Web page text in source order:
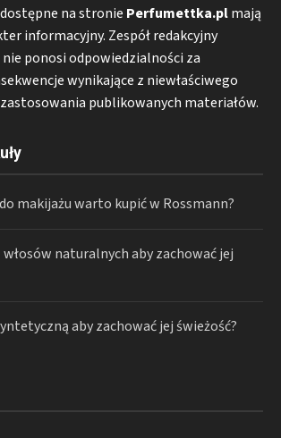
na stronie Perfumettka.plmają
informacyjny. Zespół redakcyjny
nie ponosi odpowiedzialności za
wynikające z niewłaściwego
publikowanych materiałów.
makijażu warto kupić w Rossmann?
włosów naturalnych aby zachować jej
aby zachować jej świeżość?